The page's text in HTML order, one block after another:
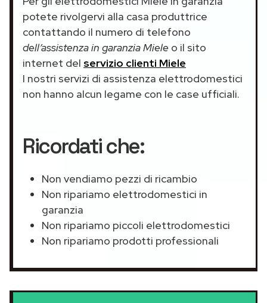
potete rivolgervi alla casa produttrice
contattando il numero di telefono
dell’assistenza in garanzia Miele o il sito
internet del servizio clienti Miele
I nostri servizi di assistenza elettrodomestici
non hanno alcun legame con le case ufficiali.
Ricordati che:
Non vendiamo pezzi di ricambio
Non ripariamo elettrodomestici in
garanzia
Non ripariamo piccoli elettrodomestici
Non ripariamo prodotti professionali